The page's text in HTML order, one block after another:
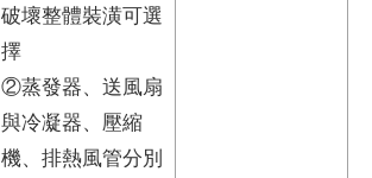
破壞整體裝潢可選
擇
②蒸發器、送風扇
與冷凝器、壓縮
機、排熱風管分別